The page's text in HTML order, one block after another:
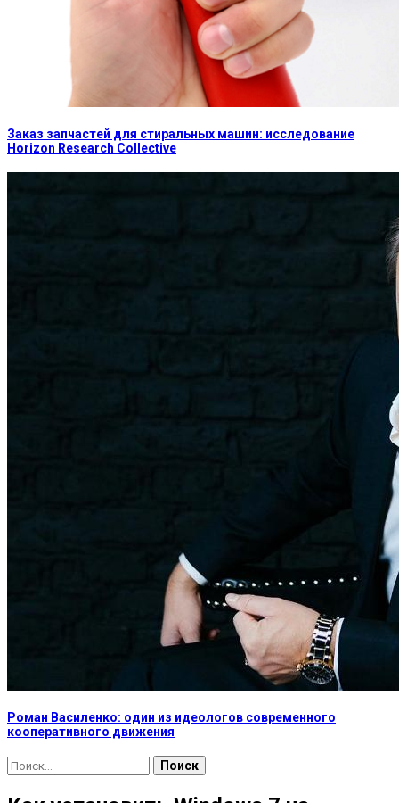
Заказ запчастей для стиральных машин: исследование
Horizon Research Collective
Роман Василенко: один из идеологов современного
кооперативного движения
Найти: